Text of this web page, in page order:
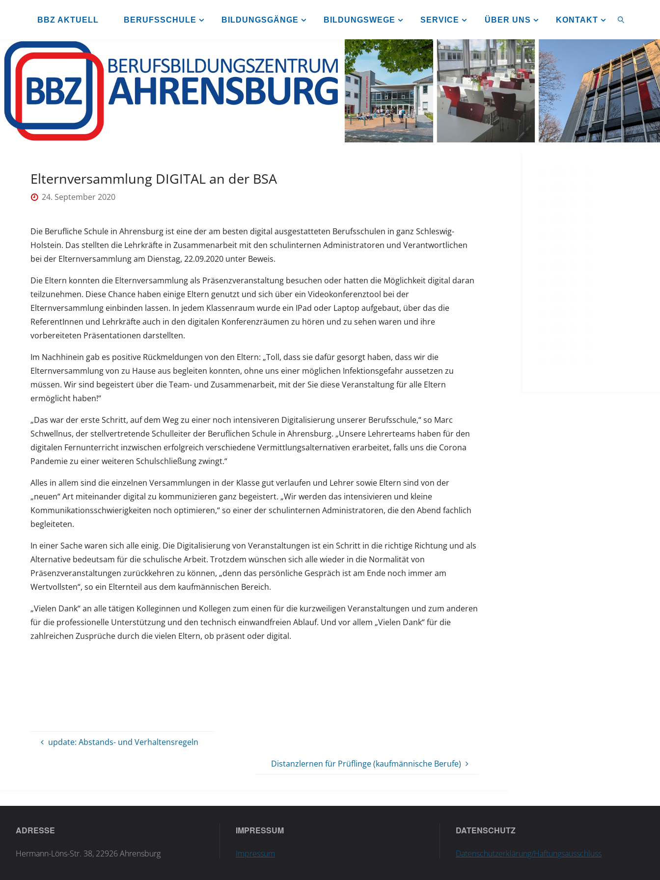
BZ
A
R
S
UR
BBZ AKTUELL BERUFSSCHULE BILDUNGSGÄNGE BILDUNGSWEGE SERVICE ÜBER UNS KONTAKT
SUCHEN
Elternversammlung DIGITAL an der BSA
24. September 2020
Die Berufliche Schule in Ahrensburg ist eine der am besten digital ausgestatteten Berufsschulen in ganz Schleswig-
Holstein. Das stellten die Lehrkräfte in Zusammenarbeit mit den schulinternen Administratoren und Verantwortlichen
bei der Elternversammlung am Dienstag, 22.09.2020 unter Beweis.
Die Eltern konnten die Elternversammlung als Präsenzveranstaltung besuchen oder hatten die Möglichkeit digital daran
teilzunehmen. Diese Chance haben einige Eltern genutzt und sich über ein Videokonferenztool bei der
Elternversammlung einbinden lassen. In jedem Klassenraum wurde ein IPad oder Laptop aufgebaut, über das die
ReferentInnen und Lehrkräfte auch in den digitalen Konferenzräumen zu hören und zu sehen waren und ihre
vorbereiteten Präsentationen darstellten.
Im Nachhinein gab es positive Rückmeldungen von den Eltern: „Toll, dass sie dafür gesorgt haben, dass wir die
Elternversammlung von zu Hause aus begleiten konnten, ohne uns einer möglichen Infektionsgefahr aussetzen zu
müssen. Wir sind begeistert über die Team- und Zusammenarbeit, mit der Sie diese Veranstaltung für alle Eltern
ermöglicht haben!“
„Das war der erste Schritt, auf dem Weg zu einer noch intensiveren Digitalisierung unserer Berufsschule,“ so Marc
Schwellnus, der stellvertretende Schulleiter der Beruflichen Schule in Ahrensburg. „Unsere Lehrerteams haben für den
digitalen Fernunterricht inzwischen erfolgreich verschiedene Vermittlungsalternativen erarbeitet, falls uns die Corona
Pandemie zu einer weiteren Schulschließung zwingt.“
Alles in allem sind die einzelnen Versammlungen in der Klasse gut verlaufen und Lehrer sowie Eltern sind von der
„neuen“ Art miteinander digital zu kommunizieren ganz begeistert. „Wir werden das intensivieren und kleine
Kommunikationsschwierigkeiten noch optimieren,“ so einer der schulinternen Administratoren, die den Abend fachlich
begleiteten.
In einer Sache waren sich alle einig. Die Digitalisierung von Veranstaltungen ist ein Schritt in die richtige Richtung und als
Alternative bedeutsam für die schulische Arbeit. Trotzdem wünschen sich alle wieder in die Normalität von
Präsenzveranstaltungen zurückkehren zu können, „denn das persönliche Gespräch ist am Ende noch immer am
Wertvollsten“, so ein Elternteil aus dem kaufmännischen Bereich.
„Vielen Dank“ an alle tätigen Kolleginnen und Kollegen zum einen für die kurzweiligen Veranstaltungen und zum anderen
für die professionelle Unterstützung und den technisch einwandfreien Ablauf. Und vor allem „Vielen Dank“ für die
zahlreichen Zusprüche durch die vielen Eltern, ob präsent oder digital.
update: Abstands- und Verhaltensregeln
Distanzlernen für Prüflinge (kaufmännische Berufe)
ADRESSE
Hermann-Löns-Str. 38, 22926 Ahrensburg
IMPRESSUM
Impressum
DATENSCHUTZ
Datenschutzerklärung/Haftungsausschluss